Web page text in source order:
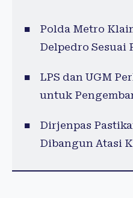
Polda Metro
Delpedro Sesuai
LPS dan UGM
untuk
Dirjenpas
Dibangun Atasi